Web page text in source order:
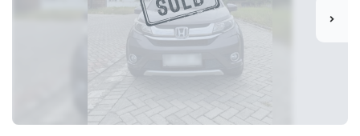
chevron_right